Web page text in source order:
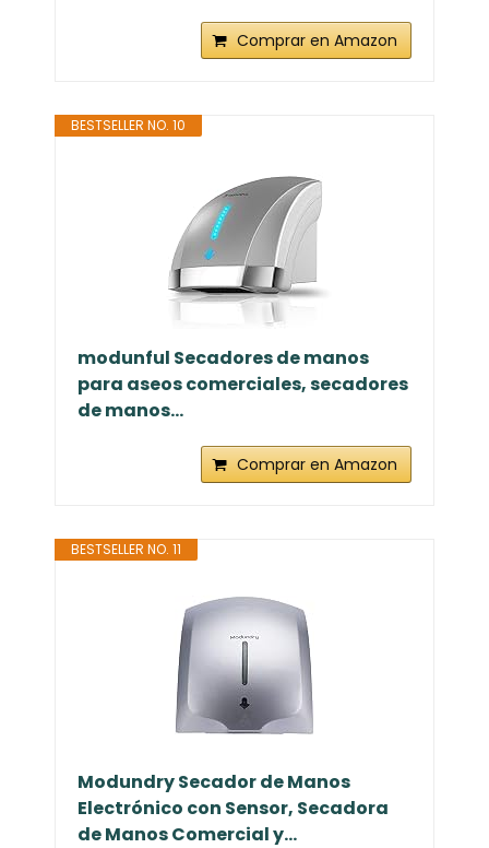
Comprar en Amazon
BESTSELLER NO. 10
modunful Secadores de manos
para aseos comerciales, secadores
de manos...
Comprar en Amazon
BESTSELLER NO. 11
Modundry Secador de Manos
Electrónico con Sensor, Secadora
de Manos Comercial y...